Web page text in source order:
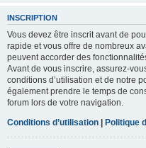
INSCRIPTION
Vous devez être inscrit avant de
rapide et vous offre de nombreux
peuvent accorder des
Avant de vous inscrire, assurez-
conditions d’utilisation et de notre
également prendre le temps de
forum lors de votre navigation.
Conditions d’utilisation | Politique